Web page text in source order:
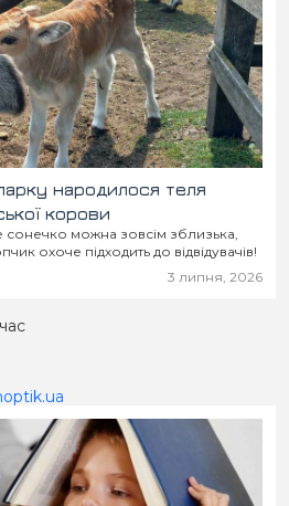
народилося теля
корови
сонечко можна зовсім зблизька,
охоче підходить до відвідувачів!
3 липня, 2026